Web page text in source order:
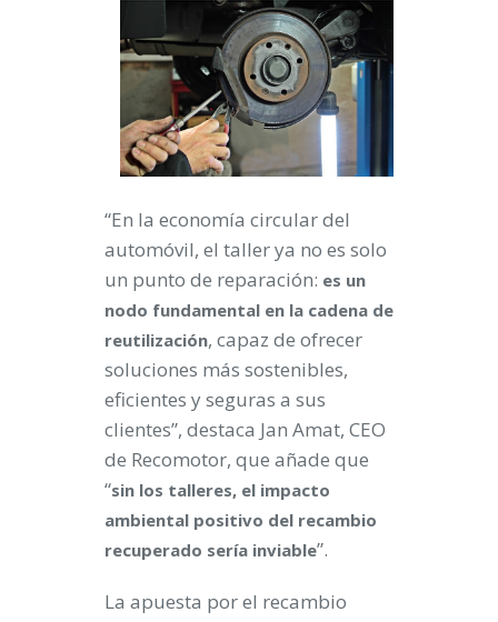
“En la economía circular del
automóvil, el taller ya no es solo
un punto de reparación: es un
nodo fundamental en la cadena de
reutilización, capaz de ofrecer
soluciones más sostenibles,
eficientes y seguras a sus
clientes”, destaca Jan Amat, CEO
de Recomotor, que añade que
“sin los talleres, el impacto
ambiental positivo del recambio
recuperado sería inviable”.
La apuesta por el recambio